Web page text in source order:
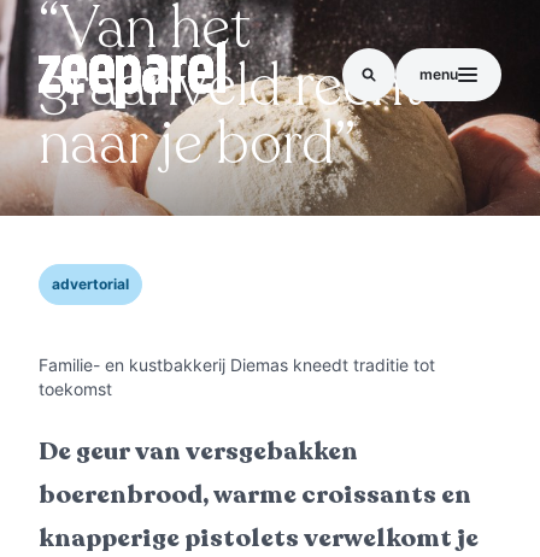
menu
“Van het
graanveld recht
naar je bord”
advertorial
Familie- en kustbakkerij Diemas kneedt traditie tot
toekomst
De geur van versgebakken
boerenbrood, warme croissants en
knapperige pistolets verwelkomt je